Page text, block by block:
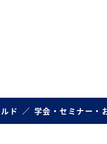
ド 学会・セミナー・